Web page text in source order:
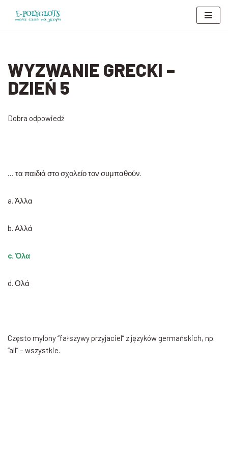
WYZWANIE GRECKI –
DZIEŃ 5
Dobra odpowiedź
… τα παιδιά στο σχολείο τον συμπαθούν.
a. Άλλα
b. Αλλά
c. Όλα
d. Ολά
Często mylony “fałszywy przyjaciel” z języków germańskich, np.
“all” – wszystkie.